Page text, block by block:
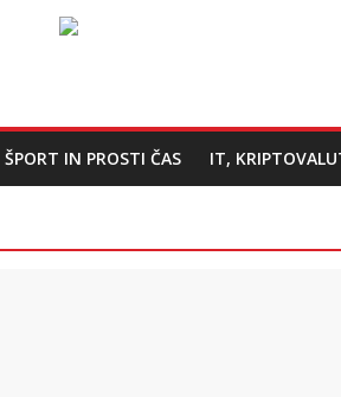
ŠPORT IN PROSTI ČAS IT,